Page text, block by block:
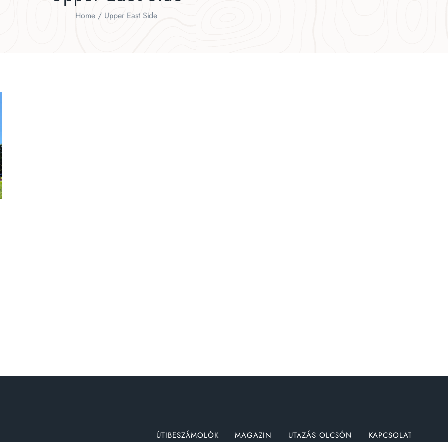
Home / Upper East Side
ÚTIBESZÁMOLÓK MAGAZIN UTAZÁS OLCSÓN KAPCSOLAT